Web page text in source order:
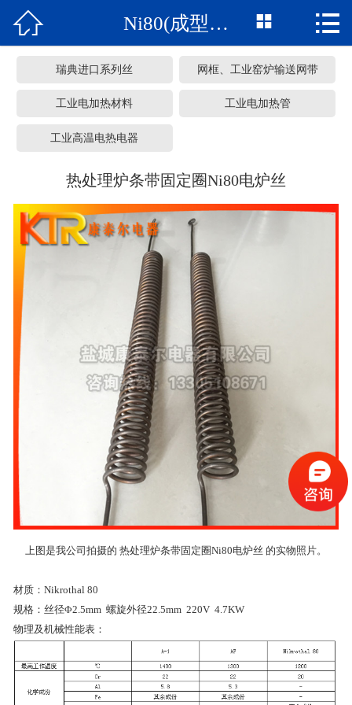
网站首页
产品中心
服务承诺
 Ni80(成型制品)  
瑞典进口系列丝 网框、工业窑炉输送网带
工业电加热材料 工业电加热管
工业高温电热电器
热处理炉条带固定圈Ni80电炉丝
上图是我公司拍摄的 热处理炉条带固定圈Ni80电炉丝 的实物照片。
材质：Nikrothal 80
规格：丝径Φ2.5mm 螺旋外径22.5mm 220V 4.7KW
物理及机械性能表：